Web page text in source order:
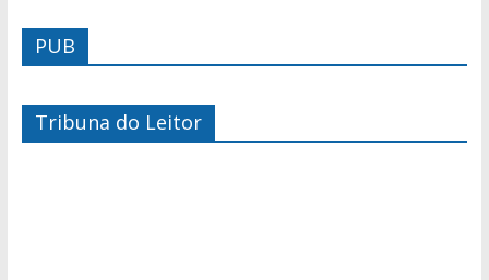
PUB
Tribuna do Leitor